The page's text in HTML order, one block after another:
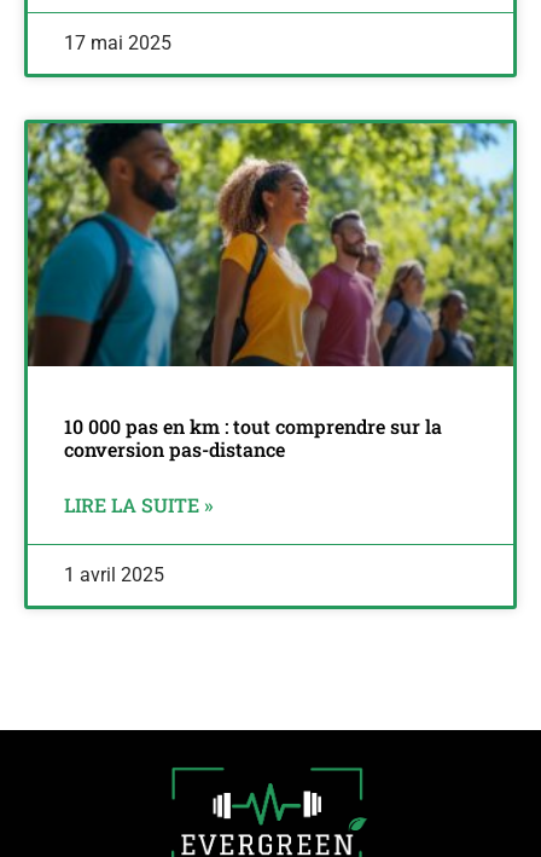
17 mai 2025
10 000 pas en km : tout comprendre sur la
conversion pas-distance
LIRE LA SUITE »
1 avril 2025